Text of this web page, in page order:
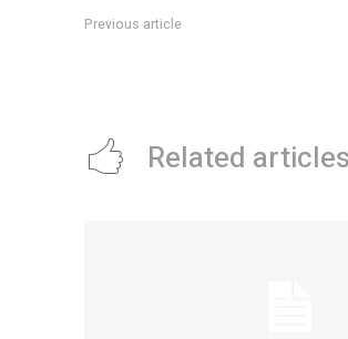
Previous article
Related articles